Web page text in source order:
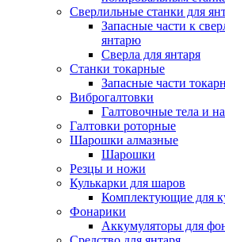
Сверлильные станки для
Запасные части к
янтарю
Сверла для янтаря
Станки токарные
Запасные части
Виброгалтовки
Галтовочные тела и
Галтовки роторные
Шарошки алмазные
Шарошки
Резцы и ножи
Кулькарки для шаров
Комплектующие для
Фонарики
Аккумуляторы для